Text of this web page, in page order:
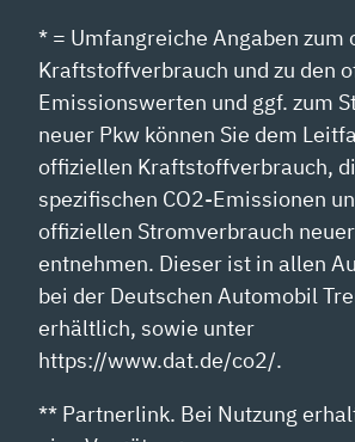
* = Umfangreiche Angaben zum
Kraftstoffverbrauch und zu den
Emissionswerten und ggf. zum
neuer Pkw können Sie dem
offiziellen Kraftstoffverbrauch,
spezifischen CO2-Emissionen
offiziellen Stromverbrauch
entnehmen. Dieser ist in allen
bei der Deutschen Automobil
erhältlich, sowie unter
https://www.dat.de/co2/.
** Partnerlink. Bei Nutzung